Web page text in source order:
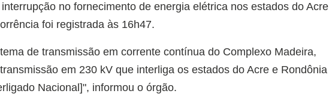
no fornecimento de energia elétrica nos estados do Acre
foi registrada às 16h47.
de transmissão em corrente contínua do Complexo Madeira,
em 230 kV que interliga os estados do Acre e Rondônia
Nacional]", informou o órgão.